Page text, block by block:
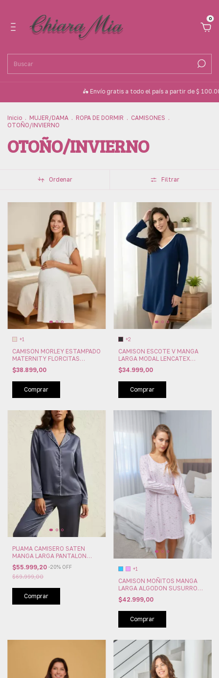
0
🛵 Envío gratis a todo el país a partir de $ 100.000
Inicio . MUJER/DAMA . ROPA DE DORMIR . CAMISONES .
OTOÑO/INVIERNO
OTOÑO/INVIERNO
Ordenar Filtrar
+1
CAMISON MORLEY ESTAMPADO
MATERNITY FLORCITAS
(FLOR26620)
$38.899,00
Comprar
+2
CAMISON ESCOTE V MANGA
LARGA MODAL LENCATEX
(LEN26225)
$34.999,00
Comprar
PIJAMA CAMISERO SATEN
MANGA LARGA PANTALON
SUSURRO (SU1550)
$55.999,20 -20% OFF
$69.999,00
Comprar
+1
CAMISON MOÑITOS MANGA
LARGA ALGODON SUSURRO
(SU3804)
$42.999,00
Comprar